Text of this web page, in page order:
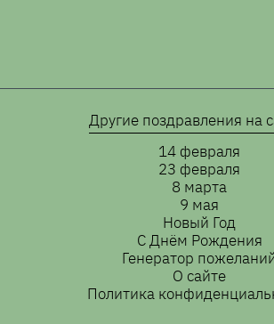
Другие поздравления на
14 февраля
23 февраля
8 марта
9 мая
Новый Год
С Днём Рождения
Генератор
О сайте
Политика